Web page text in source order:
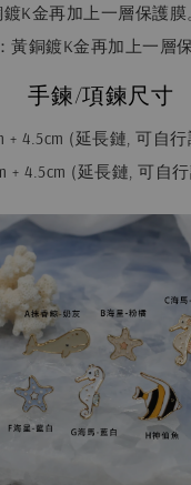
K金再加上一層保護膜
黃銅鍍K金再加上一層保
手鍊/項鍊尺寸
+ 4.5cm (延長鏈, 可自
+ 4.5cm (延長鏈, 可自